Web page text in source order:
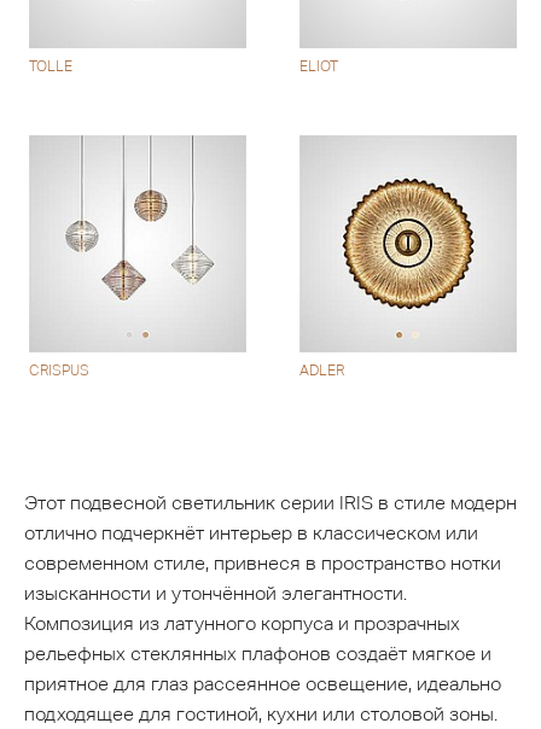
TOLLE ELIOT
CRISPUS ADLER
Этот подвесной светильник серии IRIS в стиле модерн
отлично подчеркнёт интерьер в классическом или
современном стиле, привнеся в пространство нотки
изысканности и утончённой элегантности.
Композиция из латунного корпуса и прозрачных
рельефных стеклянных плафонов создаёт мягкое и
приятное для глаз рассеянное освещение, идеально
подходящее для гостиной, кухни или столовой зоны.